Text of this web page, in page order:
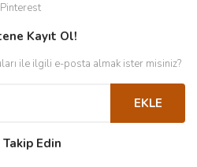
Pinterest
Kayıt Ol!
ile ilgili e-posta almak ister misiniz?
EKLE
Takip Edin